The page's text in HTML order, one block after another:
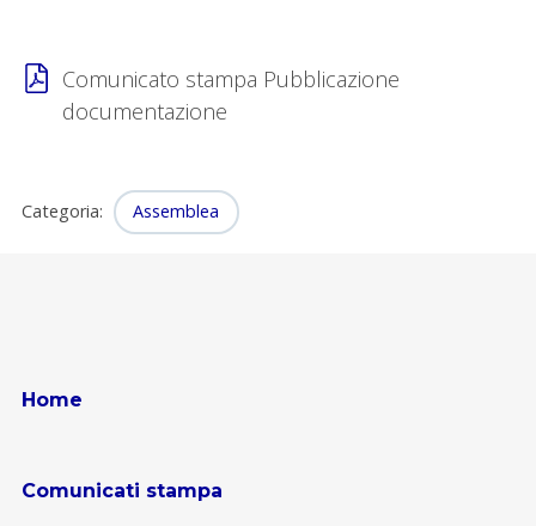
Comunicato stampa Pubblicazione
documentazione
Categoria: Assemblea
Home
Comunicati stampa